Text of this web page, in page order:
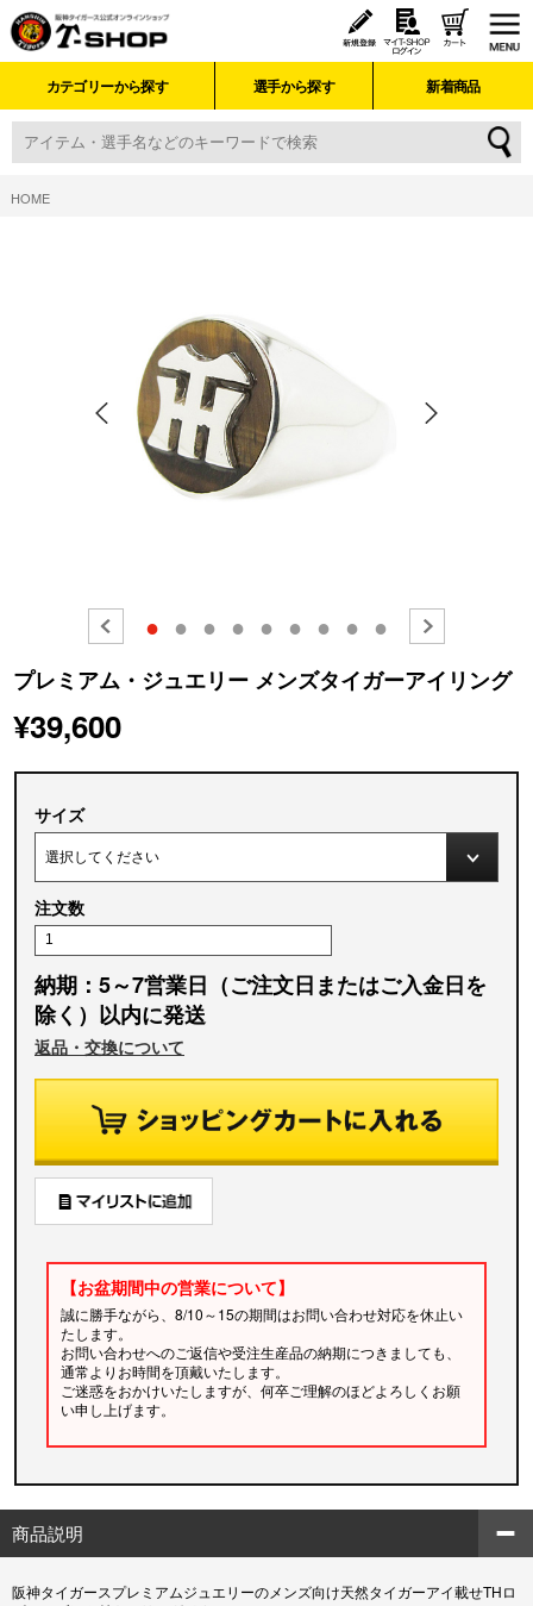
カテゴリーから探す 選手から探す 新着商品
HOME
● ● ● ● ● ● ● ● ●
プレミアム・ジュエリー メンズタイガーアイリング
¥39,600
サイズ
注文数
納期：5～7営業日（ご注文日またはご入金日を
除く）以内に発送
返品・交換について
【お盆期間中の営業について】
誠に勝手ながら、8/10～15の期間はお問い合わせ対応を休止い
たします。
お問い合わせへのご返信や受注生産品の納期につきましても、
通常よりお時間を頂戴いたします。
ご迷惑をおかけいたしますが、何卒ご理解のほどよろしくお願
い申し上げます。
商品説明
阪神タイガースプレミアムジュエリーのメンズ向け天然タイガーアイ載せTHロ